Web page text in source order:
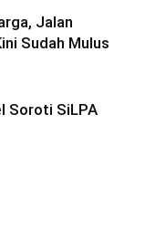
Jalan
Sudah Mulus
Soroti SiLPA